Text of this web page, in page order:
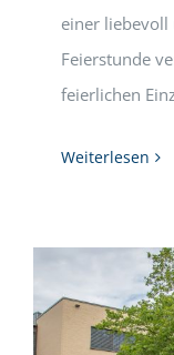
einer liebevoll
Feierstunde
feierlichen
Weiterlesen